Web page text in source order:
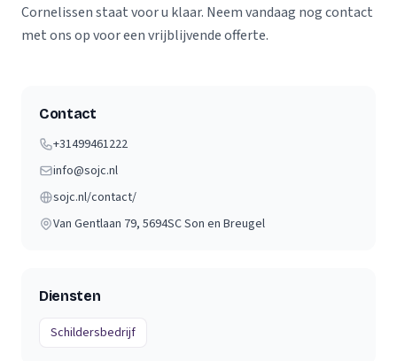
Cornelissen staat voor u klaar. Neem vandaag nog contact
met ons op voor een vrijblijvende offerte.
Contact
+31499461222
info@sojc.nl
sojc.nl/contact/
Van Gentlaan 79, 5694SCSon en Breugel
Diensten
Schildersbedrijf